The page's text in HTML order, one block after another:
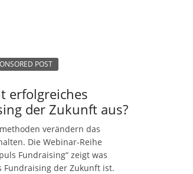
POST
erfolgreiches
der Zukunft aus?
verändern das
Die Webinar-Reihe
Fundraising“ zeigt was
Fundraising der Zukunft ist.